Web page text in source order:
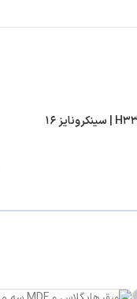
ورق MDF فرامید کد H۳۳۸۶FZ | سینکرونایز ۱۶